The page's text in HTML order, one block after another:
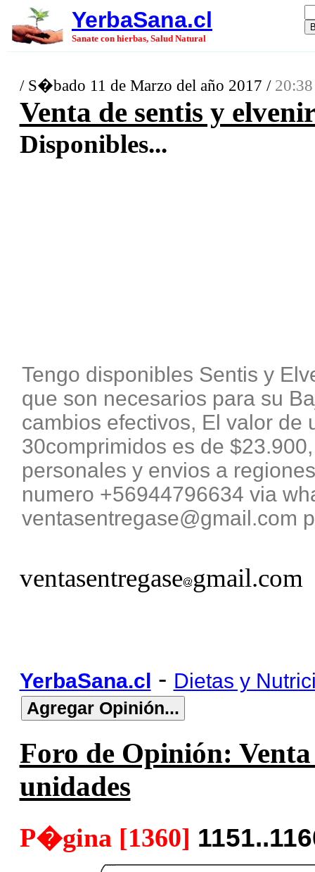
YerbaSana.cl
Sanate con hierbas, Salud Natural
/ S�bado 11 de Marzo del año 2017 /
Venta de sentis y
Disponibles...
Tengo disponibles Sentis y
que son necesarios para su
cambios efectivos, El valor de
30comprimidos es de
personales y envios a
numero +56944796634 via
ventasentregase@gmail.com
ventasentregase gmail.com
YerbaSana.cl - Dietas y
Foro de Opinión:
unidades
P�gina [1360]